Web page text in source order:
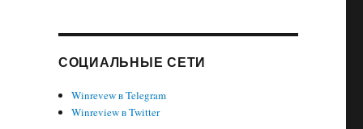
СОЦИАЛЬНЫЕ СЕТИ
Winrevew в Telegram
Winreview в Twitter